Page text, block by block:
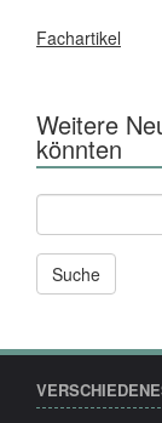
Fachartikel
Weitere
könnten
Andere
News
und
Seiten
durchsuchen